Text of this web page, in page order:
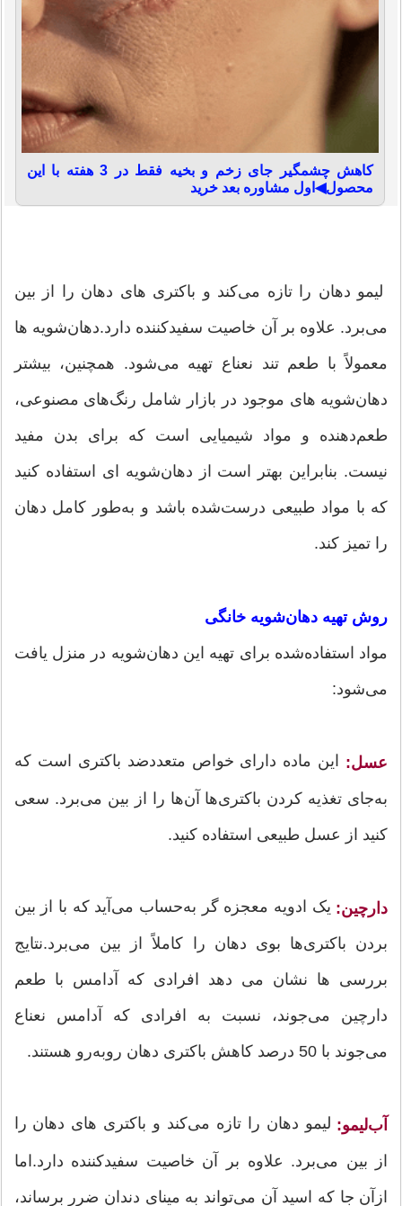
کاهش چشمگیر جای زخم و بخیه فقط در 3 هفته با این
محصول◀اول مشاوره بعد خرید
لیمو دهان را تازه می‌کند و باکتری های دهان را از بین
می‌برد. علاوه بر آن خاصیت سفیدکننده دارد.دهان‌شویه ها
معمولاً با طعم تند نعناع تهیه می‌شود. همچنین، بیشتر
دهان‌شویه های موجود در بازار شامل رنگ‌های مصنوعی،
طعم‌دهنده و مواد شیمیایی است که برای بدن مفید
نیست. بنابراین بهتر است از دهان‌شویه ای استفاده کنید
که با مواد طبیعی درست‌شده باشد و به‌طور کامل دهان
را تمیز کند.
روش تهیه دهان‌شویه خانگی
مواد استفاده‌شده برای تهیه این دهان‌شویه در منزل یافت
می‌شود:
عسل: این ماده دارای خواص متعددضد باکتری است که
به‌جای تغذیه کردن باکتری‌ها آن‌ها را از بین می‌برد. سعی
کنید از عسل طبیعی استفاده کنید.
دارچین: یک ادویه معجزه گر به‌حساب می‌آید که با از بین
بردن باکتری‌ها بوی دهان را کاملاً از بین می‌برد.نتایج
بررسی ها نشان می دهد افرادی که آدامس با طعم
دارچین می‌جوند، نسبت به افرادی که آدامس نعناع
می‌جوند با 50 درصد کاهش باکتری دهان روبه‌رو هستند.
آب‌لیمو: لیمو دهان را تازه می‌کند و باکتری های دهان را
از بین می‌برد. علاوه بر آن خاصیت سفیدکننده دارد.اما
ازآن جا ‌که اسید آن می‌تواند به مینایِ دندان ضرر برساند،